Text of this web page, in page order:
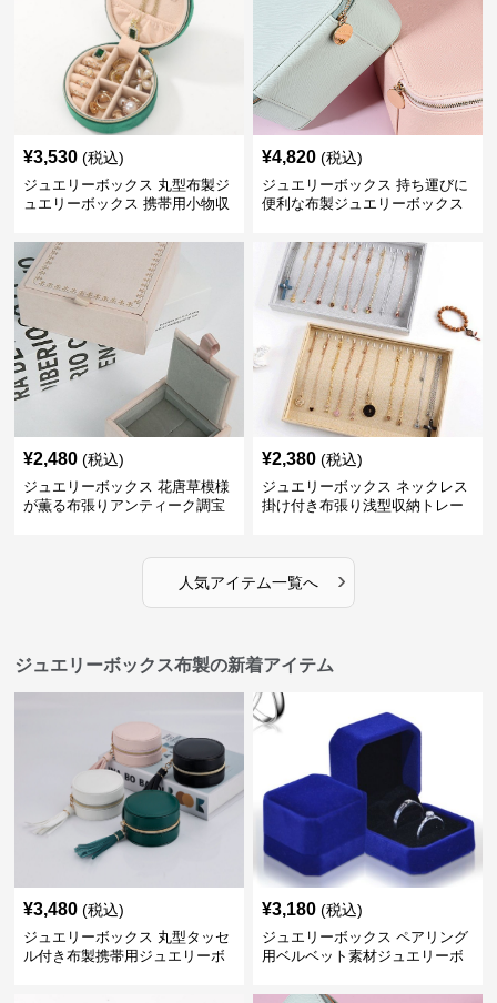
¥3,530 (税込)
ジュエリーボックス 丸型布製ジ
ュエリーボックス 携帯用小物収
¥4,820 (税込)
ジュエリーボックス 持ち運びに
便利な布製ジュエリーボックス
¥2,480 (税込)
ジュエリーボックス 花唐草模様
が薫る布張りアンティーク調宝
¥2,380 (税込)
ジュエリーボックス ネックレス
掛け付き布張り浅型収納トレー
人気アイテム一覧へ ›
ジュエリーボックス布製の新着アイテム
¥3,480 (税込)
ジュエリーボックス 丸型タッセ
ル付き布製携帯用ジュエリーボ
¥3,180 (税込)
ジュエリーボックス ペアリング
用ベルベット素材ジュエリーボ